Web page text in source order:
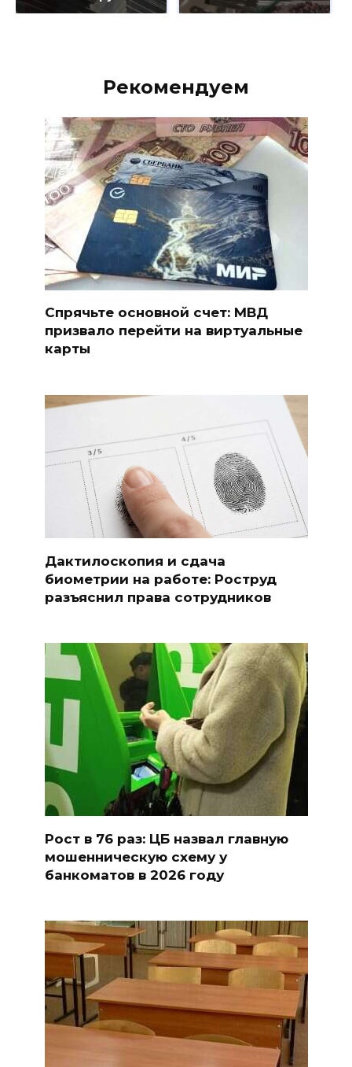
Рекомендуем
Спрячьте основной счет: МВД
призвало перейти на виртуальные
карты
Дактилоскопия и сдача
биометрии на работе: Роструд
разъяснил права сотрудников
Рост в 76 раз: ЦБ назвал главную
мошенническую схему у
банкоматов в 2026 году